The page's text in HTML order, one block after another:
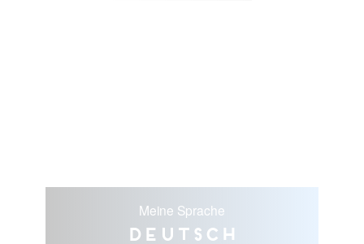
Meine Sprache
Deutsch